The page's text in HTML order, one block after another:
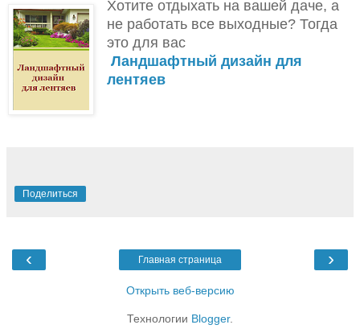
Хотите отдыхать на вашей даче, а
не работать все выходные? Тогда
это для вас
Ландшафтный дизайн для
лентяев
Поделиться
‹ ›
Главная страница
Открыть веб-версию
Технологии Blogger.